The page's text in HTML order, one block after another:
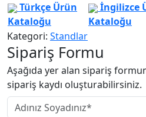
Türkçe Ürün
Kataloğu
İngilizce
Kataloğu
Kategori: Standlar
Sipariş Formu
Aşağıda yer alan sipariş
sipariş kaydı oluşturabilirsiniz.
Adınız Soyadınız